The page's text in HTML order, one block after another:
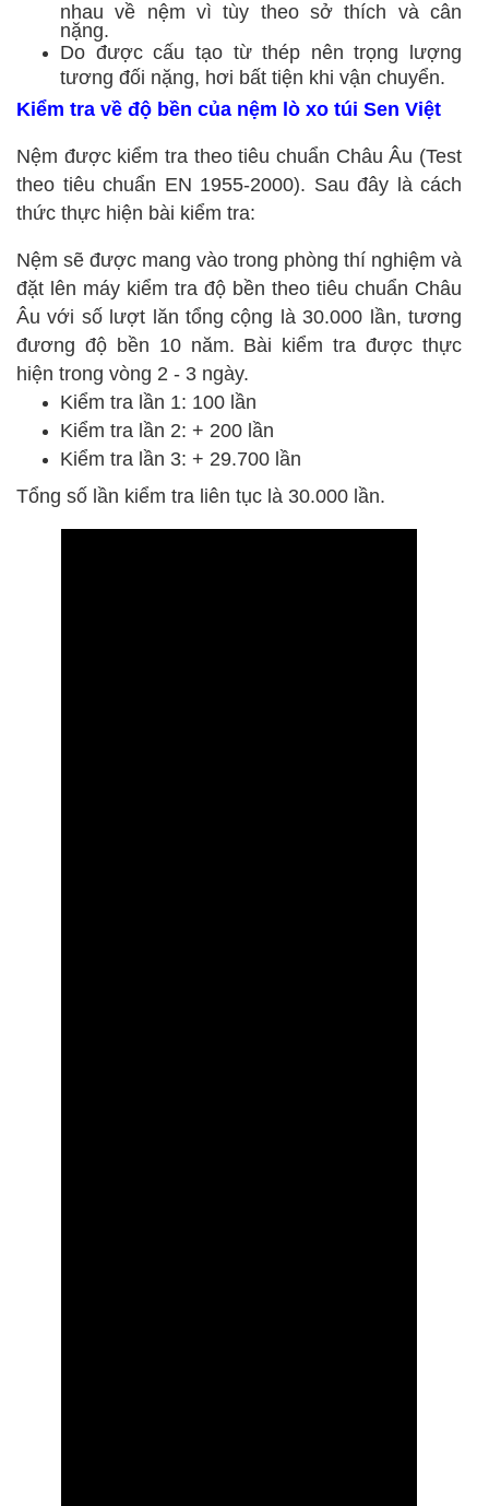
nhau về nệm vì tùy theo sở thích và cân
nặng.
Do được cấu tạo từ thép nên trọng lượng
tương đối nặng, hơi bất tiện khi vận chuyển.
Kiểm tra về độ bền của nệm lò xo túi Sen Việt
Nệm được kiểm tra theo tiêu chuẩn Châu Âu (Test
theo tiêu chuẩn EN 1955-2000). Sau đây là cách
thức thực hiện bài kiểm tra:
Nệm sẽ được mang vào trong phòng thí nghiệm và
đặt lên máy kiểm tra độ bền theo tiêu chuẩn Châu
Âu với số lượt lăn tổng cộng là 30.000 lần, tương
đương độ bền 10 năm. Bài kiểm tra được thực
hiện trong vòng 2 - 3 ngày.
Kiểm tra lần 1: 100 lần
Kiểm tra lần 2: + 200 lần
Kiểm tra lần 3: + 29.700 lần
Tổng số lần kiểm tra liên tục là 30.000 lần.